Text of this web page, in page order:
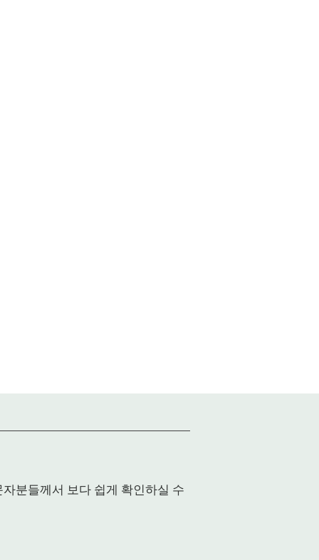
분들께서 보다 쉽게 확인하실 수